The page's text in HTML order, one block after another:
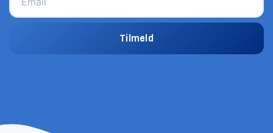
Tilmeld